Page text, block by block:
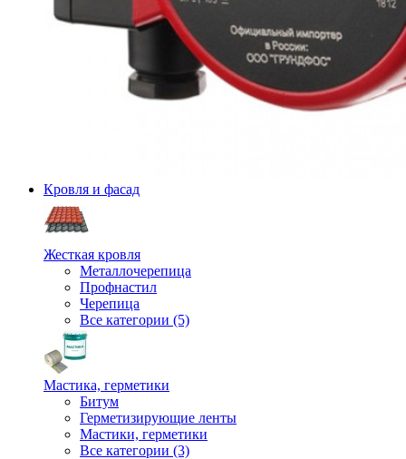
Кровля и фасад
Жесткая кровля
Металлочерепица
Профнастил
Черепица
Все категории (5)
Мастика, герметики
Битум
Герметизирующие ленты
Мастики, герметики
Все категории (3)